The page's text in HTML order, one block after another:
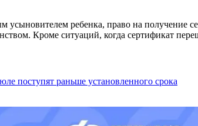
усыновителем ребенка, право на
Кроме ситуаций, когда сертификат
поступят раньше установленного срока